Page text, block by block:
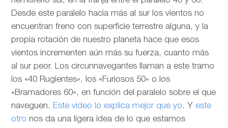
Desde este paralelo hacia más al sur los vientos no
encuentran freno con superficie terrestre alguna, y la
propia rotación de nuestro planeta hace que esos
vientos incrementen aún más su fuerza, cuanto más
al sur peor. Los circunnavegantes llaman a este tramo
los «40 Rugientes», los «Furiosos 50» o los
«Bramadores 60», en función del paralelo sobre el que
naveguen. Este video lo explica mejor que yo. Y este
otro nos da una ligera idea de lo que estamos